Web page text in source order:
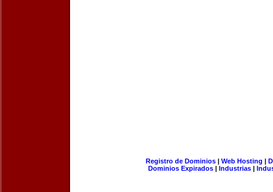
Registro de Dominios| Web Hosting |
Dominios Expirados | Industrias |